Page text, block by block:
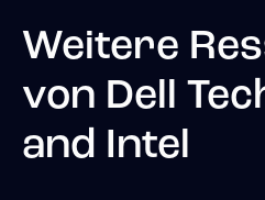
Weitere
von Dell
and Intel